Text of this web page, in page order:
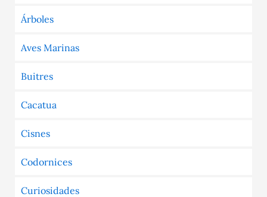
Árboles
Aves Marinas
Buitres
Cacatua
Cisnes
Codornices
Curiosidades